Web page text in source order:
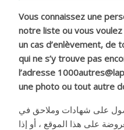
Vous connaissez une
notre liste ou vous
un cas d’enlèvement, de
qui ne s’y trouve pas
l’adresse
une photo ou tout autre
على شهادات وملاحق في
على هذا الموقع ، أو إذا